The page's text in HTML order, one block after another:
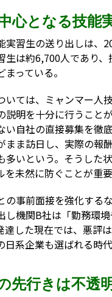
心となる技能
実習生の送り出しは、
生は約6,700人であり
っている。
いては、ミャンマー人
説明を十分に行うこと
い自社の直接募集を徹
まま訪日し、実際の報
多いという。そうした
未然に防ぐことが重要
の事前面接を強化する
し機関B社は「勤務環
達した現在では、悪評
系企業も選ばれる時
先行きは不透